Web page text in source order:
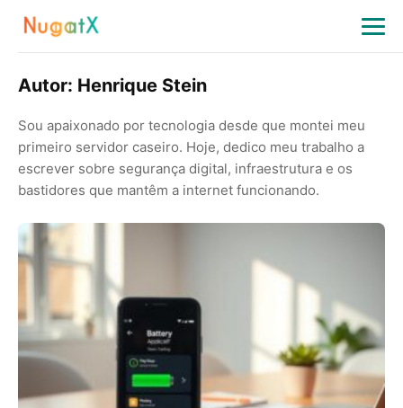
Autor: Henrique Stein
Sou apaixonado por tecnologia desde que montei meu
primeiro servidor caseiro. Hoje, dedico meu trabalho a
escrever sobre segurança digital, infraestrutura e os
bastidores que mantêm a internet funcionando.